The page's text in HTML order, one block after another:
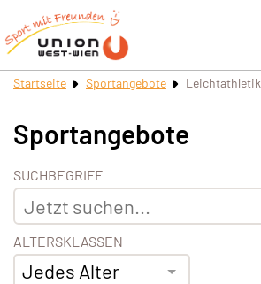
Startseite Sportangebote Leichtathletik
Sportangebote
SUCHBEGRIFF
ALTERSKLASSEN
Jedes Alter